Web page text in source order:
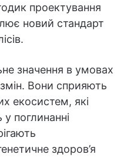
проектування
новий стандарт
значення в умовах
Вони сприяють
екосистем, які
поглинанні
здоров’я